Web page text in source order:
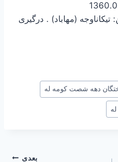
(مهاباد) . درگیری
دهه شصت کومه له
بعدی